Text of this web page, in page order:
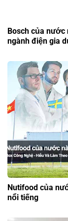
Bosch của
ngành điện gia
Nutifood của
nổi tiếng